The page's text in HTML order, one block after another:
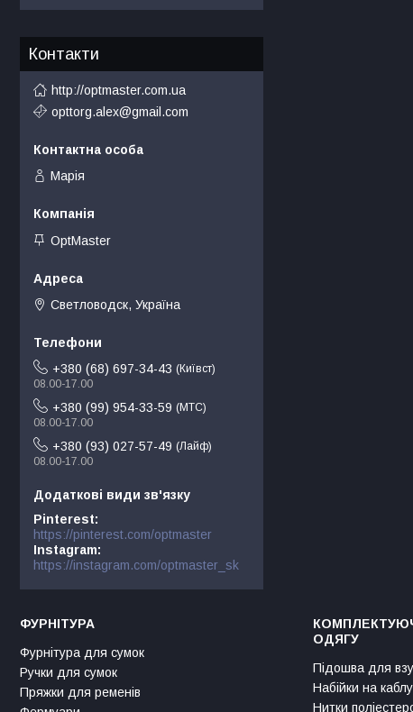
Контакти
http://optmaster.com.ua
opttorg.alex@gmail.com
Марія
OptMaster
Светловодск, Україна
+380 (68) 697-34-43
Київст
08.00-17.00
+380 (99) 954-33-59
МТС
08.00-17.00
+380 (93) 027-57-49
Лайф
08.00-17.00
Pinterest
https://pinterest.com/optmaster
Instagram
https://instagram.com/optmaster_sk
ФУРНІТУРА
Фурнітура для сумок
Ручки для сумок
Пряжки для ременів
ОДЯГУ
Підошва для
Набійки на
Нитки